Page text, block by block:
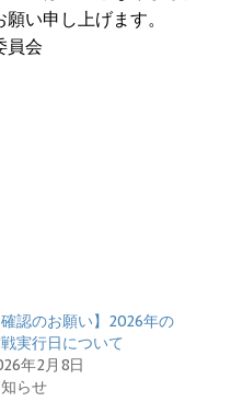
い申し上げます。
員会
確認のお願い】2026年の
実行日について
年2月8日
らせ